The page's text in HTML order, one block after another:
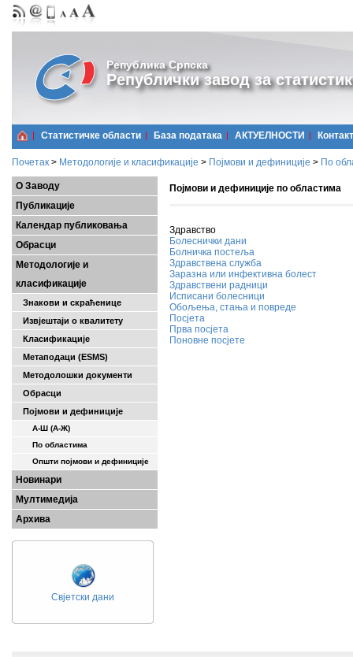
Република Српска
Републички завод за
Статистичке области Базa података АКТУЕЛНОСТИ Контакт
Почетак > Методологије и класификације > Појмови и дефиниције > По
О Заводу
Публикације
Календар публиковања
Обрасци
Методологије и
класификације
Знакови и скраћенице
Извјештаји о квалитету
Класификације
Метаподаци (ESMS)
Методолошки документи
Обрасци
Појмови и дефиниције
А-Ш (A-Ж)
По областима
Општи појмови и дефиниције
Новинари
Мултимедија
Архива
Свјетски дани
Појмови и дефиниције по областима
Здравство
Болеснички дани
Болничка постеља
Здравствена служба
Заразна или инфективна болест
Здравствени радници
Исписани болесници
Обољења, стања и повреде
Посјета
Прва посјета
Поновне посјете